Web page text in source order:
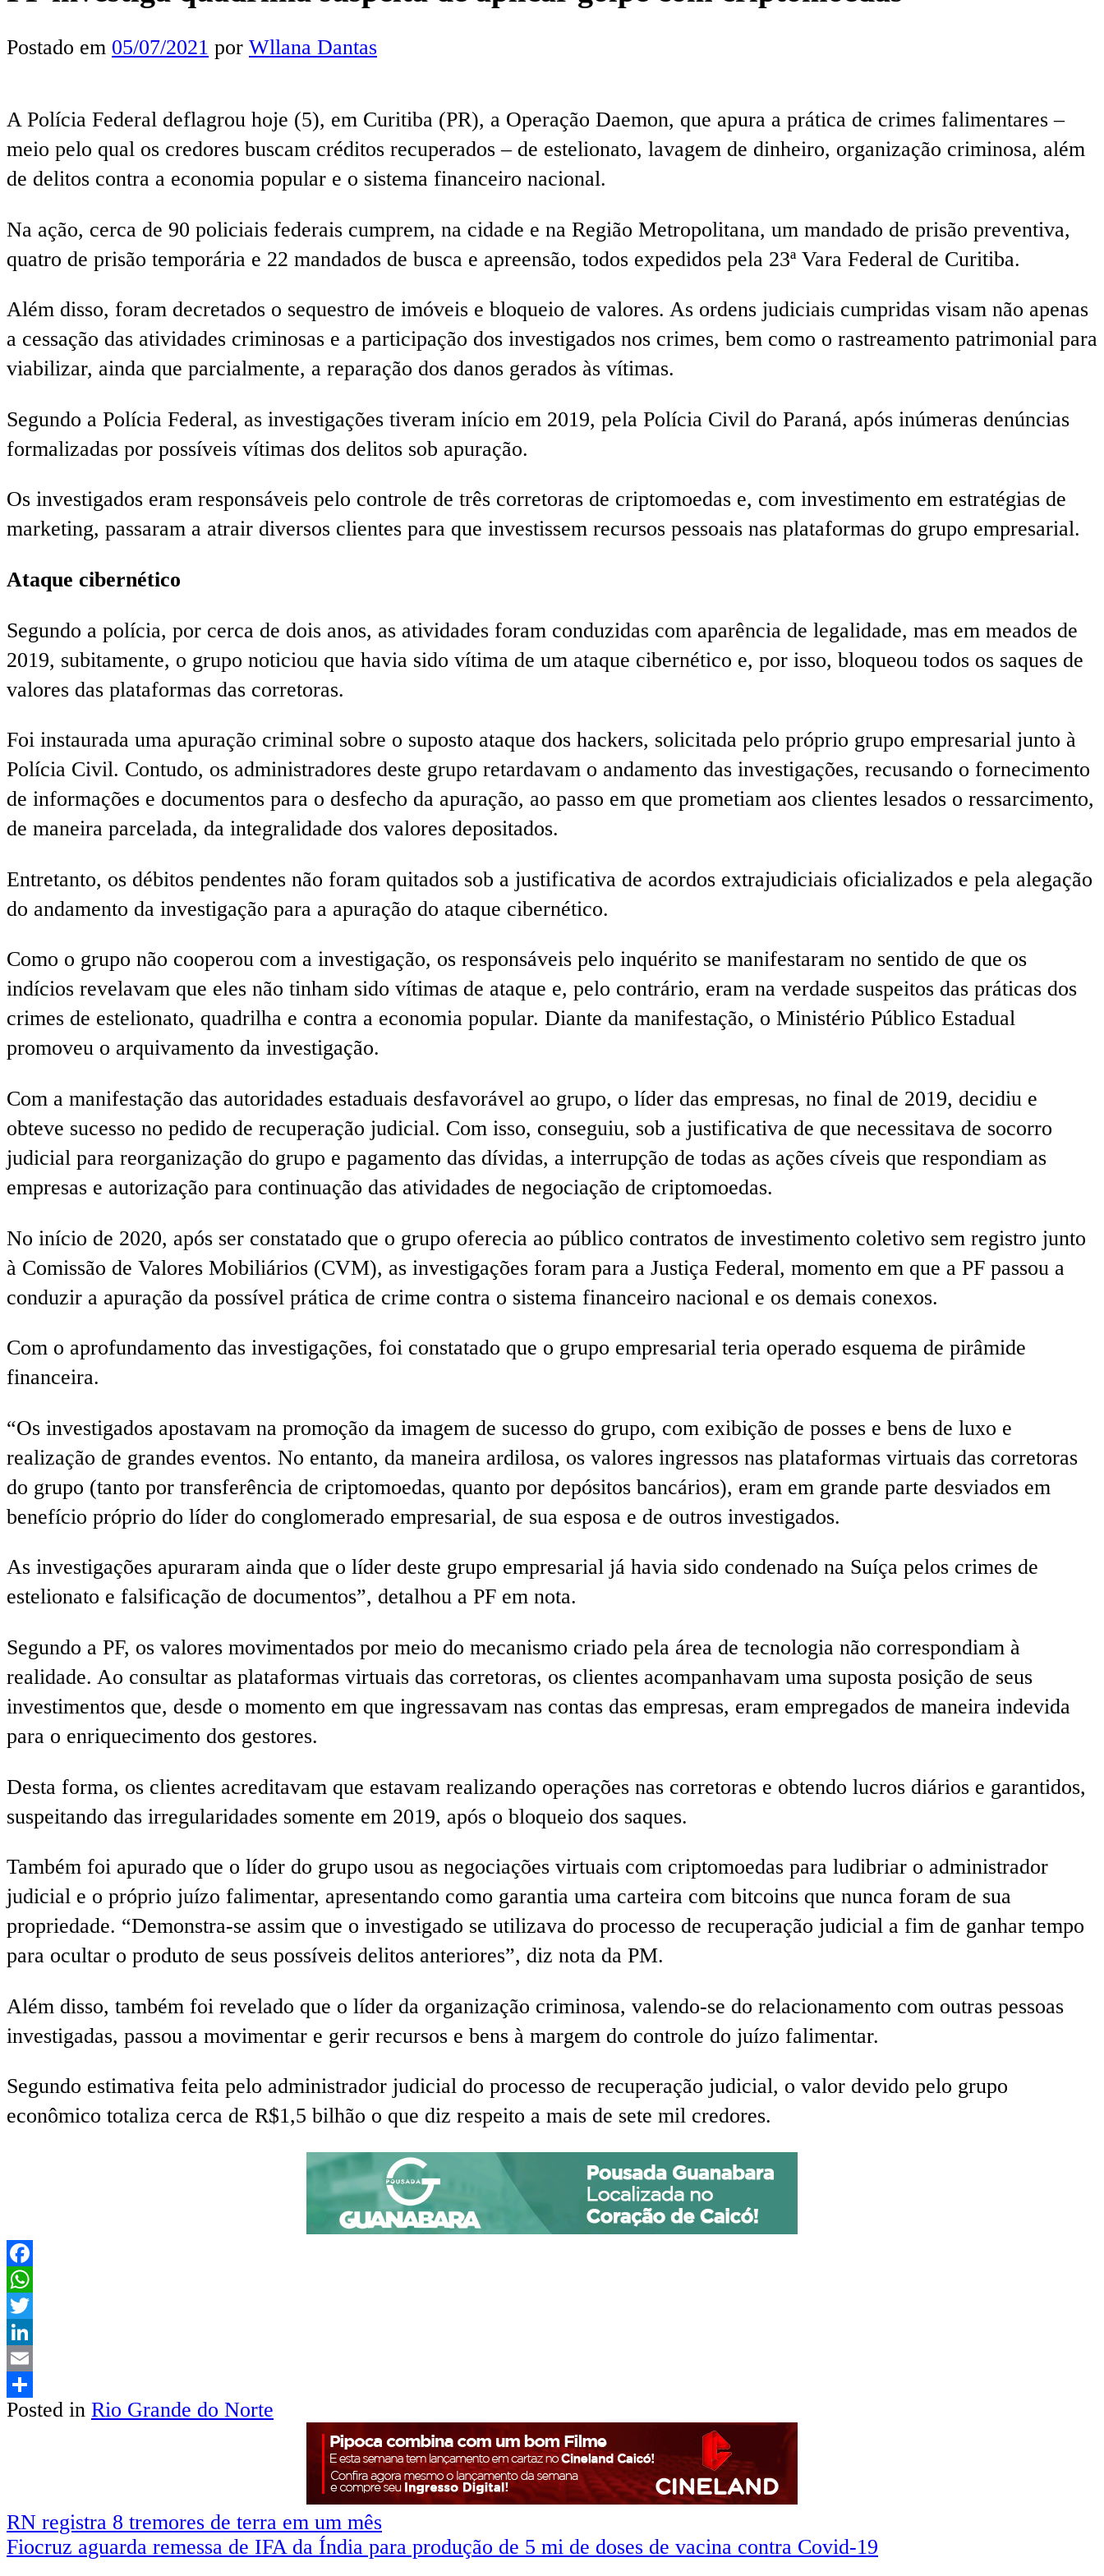
Postado em 05/07/2021 por Wllana Dantas
A Polícia Federal deflagrou hoje (5), em Curitiba (PR), a Operação Daemon, que apura a prática de crimes falimentares –
meio pelo qual os credores buscam créditos recuperados – de estelionato, lavagem de dinheiro, organização criminosa, além
de delitos contra a economia popular e o sistema financeiro nacional.
Na ação, cerca de 90 policiais federais cumprem, na cidade e na Região Metropolitana, um mandado de prisão preventiva,
quatro de prisão temporária e 22 mandados de busca e apreensão, todos expedidos pela 23ª Vara Federal de Curitiba.
Além disso, foram decretados o sequestro de imóveis e bloqueio de valores. As ordens judiciais cumpridas visam não apenas
a cessação das atividades criminosas e a participação dos investigados nos crimes, bem como o rastreamento patrimonial para
viabilizar, ainda que parcialmente, a reparação dos danos gerados às vítimas.
Segundo a Polícia Federal, as investigações tiveram início em 2019, pela Polícia Civil do Paraná, após inúmeras denúncias
formalizadas por possíveis vítimas dos delitos sob apuração.
Os investigados eram responsáveis pelo controle de três corretoras de criptomoedas e, com investimento em estratégias de
marketing, passaram a atrair diversos clientes para que investissem recursos pessoais nas plataformas do grupo empresarial.
Ataque cibernético
Segundo a polícia, por cerca de dois anos, as atividades foram conduzidas com aparência de legalidade, mas em meados de
2019, subitamente, o grupo noticiou que havia sido vítima de um ataque cibernético e, por isso, bloqueou todos os saques de
valores das plataformas das corretoras.
Foi instaurada uma apuração criminal sobre o suposto ataque dos hackers, solicitada pelo próprio grupo empresarial junto à
Polícia Civil. Contudo, os administradores deste grupo retardavam o andamento das investigações, recusando o fornecimento
de informações e documentos para o desfecho da apuração, ao passo em que prometiam aos clientes lesados o ressarcimento,
de maneira parcelada, da integralidade dos valores depositados.
Entretanto, os débitos pendentes não foram quitados sob a justificativa de acordos extrajudiciais oficializados e pela alegação
do andamento da investigação para a apuração do ataque cibernético.
Como o grupo não cooperou com a investigação, os responsáveis pelo inquérito se manifestaram no sentido de que os
indícios revelavam que eles não tinham sido vítimas de ataque e, pelo contrário, eram na verdade suspeitos das práticas dos
crimes de estelionato, quadrilha e contra a economia popular. Diante da manifestação, o Ministério Público Estadual
promoveu o arquivamento da investigação.
Com a manifestação das autoridades estaduais desfavorável ao grupo, o líder das empresas, no final de 2019, decidiu e
obteve sucesso no pedido de recuperação judicial. Com isso, conseguiu, sob a justificativa de que necessitava de socorro
judicial para reorganização do grupo e pagamento das dívidas, a interrupção de todas as ações cíveis que respondiam as
empresas e autorização para continuação das atividades de negociação de criptomoedas.
No início de 2020, após ser constatado que o grupo oferecia ao público contratos de investimento coletivo sem registro junto
à Comissão de Valores Mobiliários (CVM), as investigações foram para a Justiça Federal, momento em que a PF passou a
conduzir a apuração da possível prática de crime contra o sistema financeiro nacional e os demais conexos.
Com o aprofundamento das investigações, foi constatado que o grupo empresarial teria operado esquema de pirâmide
financeira.
“Os investigados apostavam na promoção da imagem de sucesso do grupo, com exibição de posses e bens de luxo e
realização de grandes eventos. No entanto, da maneira ardilosa, os valores ingressos nas plataformas virtuais das corretoras
do grupo (tanto por transferência de criptomoedas, quanto por depósitos bancários), eram em grande parte desviados em
benefício próprio do líder do conglomerado empresarial, de sua esposa e de outros investigados.
As investigações apuraram ainda que o líder deste grupo empresarial já havia sido condenado na Suíça pelos crimes de
estelionato e falsificação de documentos”, detalhou a PF em nota.
Segundo a PF, os valores movimentados por meio do mecanismo criado pela área de tecnologia não correspondiam à
realidade. Ao consultar as plataformas virtuais das corretoras, os clientes acompanhavam uma suposta posição de seus
investimentos que, desde o momento em que ingressavam nas contas das empresas, eram empregados de maneira indevida
para o enriquecimento dos gestores.
Desta forma, os clientes acreditavam que estavam realizando operações nas corretoras e obtendo lucros diários e garantidos,
suspeitando das irregularidades somente em 2019, após o bloqueio dos saques.
Também foi apurado que o líder do grupo usou as negociações virtuais com criptomoedas para ludibriar o administrador
judicial e o próprio juízo falimentar, apresentando como garantia uma carteira com bitcoins que nunca foram de sua
propriedade. “Demonstra-se assim que o investigado se utilizava do processo de recuperação judicial a fim de ganhar tempo
para ocultar o produto de seus possíveis delitos anteriores”, diz nota da PM.
Além disso, também foi revelado que o líder da organização criminosa, valendo-se do relacionamento com outras pessoas
investigadas, passou a movimentar e gerir recursos e bens à margem do controle do juízo falimentar.
Segundo estimativa feita pelo administrador judicial do processo de recuperação judicial, o valor devido pelo grupo
econômico totaliza cerca de R$1,5 bilhão o que diz respeito a mais de sete mil credores.
Facebook
WhatsApp
Twitter
LinkedIn
Email
Share
Posted in Rio Grande do Norte
RN registra 8 tremores de terra em um mês
Fiocruz aguarda remessa de IFA da Índia para produção de 5 mi de doses de vacina contra Covid-19